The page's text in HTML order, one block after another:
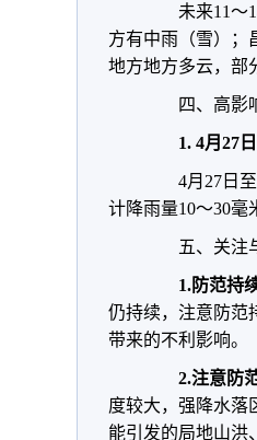
未来11～14
方有中雨（雪）；
地方地方多云，部
四、高影
1. 4月27
4月27日至
计降雨量10～30毫
五、关注
1.防范持
仍持续，注意防范
带来的不利影响。
2.注意防
度较大，强降水落
能引发的局地山洪